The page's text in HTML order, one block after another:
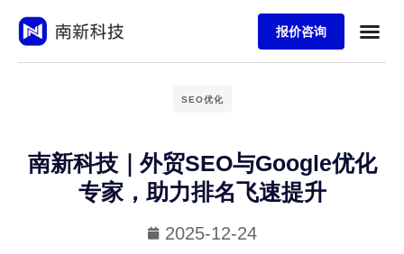
报价咨询
SEO优化
南新科技｜外贸SEO与Google优化
专家，助力排名飞速提升
2025-12-24